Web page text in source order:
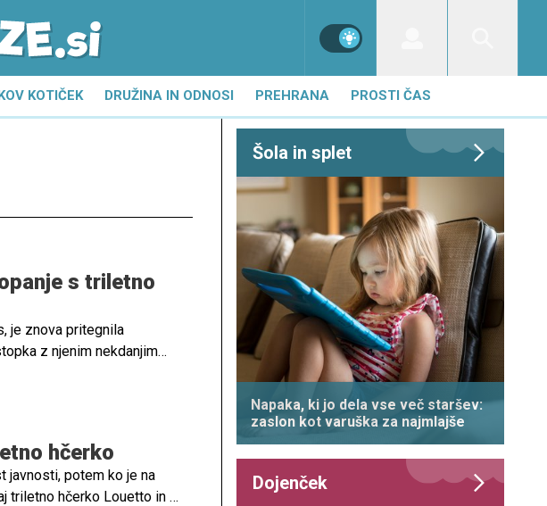
KOTIČEK DRUŽINA IN ODNOSI PREHRANA PROSTI ČAS
s triletno
je znova pritegnila
z njenim nekdanjim
hčerko
javnosti, potem ko je na
triletno hčerko Louetto in s
Šola in splet
Napaka, ki jo dela vse več staršev:
zaslon kot varuška za najmlajše
Dojenček